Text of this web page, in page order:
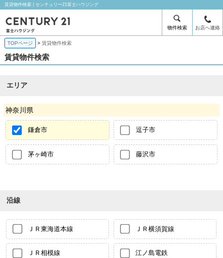
賃貸物件検索 | センチュリー21富士ハウジング
物件検索 お店へ連絡
TOPページ 賃貸物件検索
賃貸物件検索
エリア
神奈川県
鎌倉市 逗子市
茅ヶ崎市 藤沢市
沿線
ＪＲ東海道本線 ＪＲ横須賀線
ＪＲ相模線 江ノ島電鉄